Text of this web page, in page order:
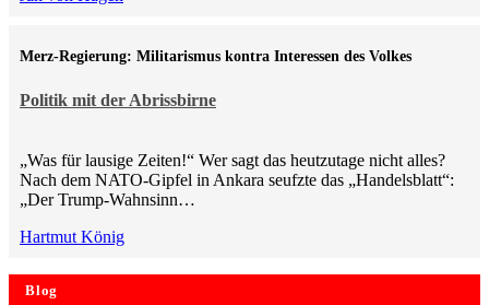
Politik mit der Abrissbirne
Merz-Regierung: Militarismus kontra Inte­ressen des Volkes
„Was für lausige Zeiten!“ Wer sagt das heutzutage nicht alles?
Nach dem NATO-Gipfel in Ankara seufzte das „Handelsblatt“:
„Der Trump-Wahnsinn…
Hartmut König
Blog